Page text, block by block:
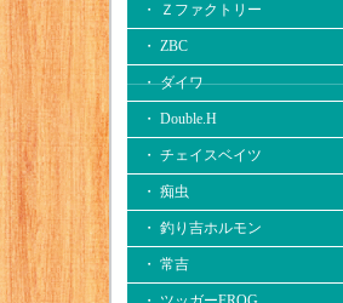
・ Ｚファクトリー
・ ZBC
・ ダイワ
・ Double.H
・ チェイスベイツ
・ 痴虫
・ 釣り吉ホルモン
・ 常吉